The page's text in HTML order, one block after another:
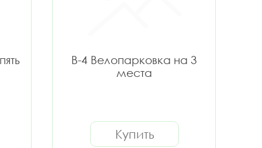
В-4 Велопарковка на 3
места
Купить